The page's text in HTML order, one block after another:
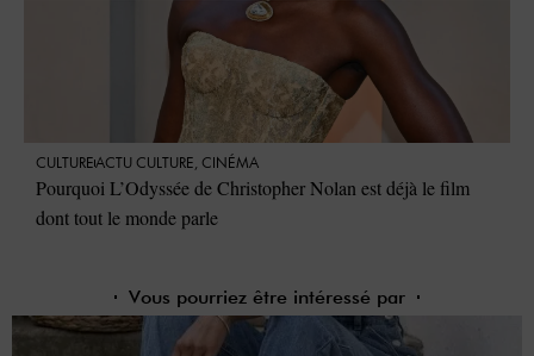
CULTUREACTU CULTURE CINÉMA
Pourquoi L’Odyssée de Christopher Nolan est déjà le film
dont tout le monde parle
Vous pourriez être intéressé par